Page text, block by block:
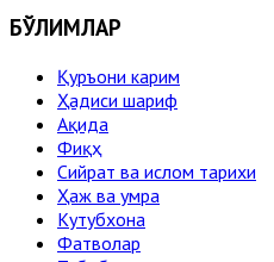
БЎЛИМЛАР
Қуръони карим
Ҳадиси шариф
Ақида
Фиқҳ
Сийрат ва ислом тарихи
Ҳаж ва умра
Кутубхона
Фатволар